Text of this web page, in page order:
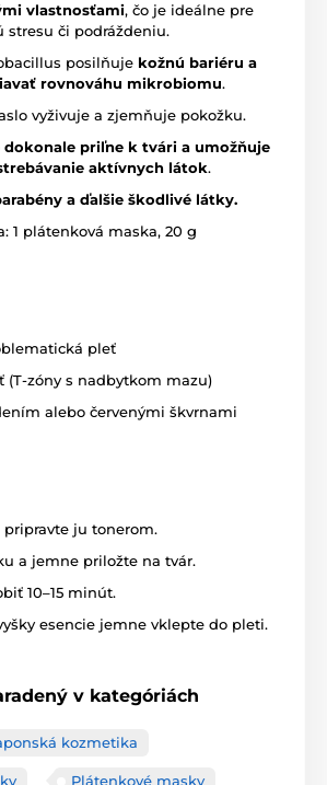
vlastnosťami, čo je ideálne pre
stresu či podráždeniu.
posilňuje kožnú bariéru a
rovnováhu mikrobiomu.
vyživuje a zjemňuje pokožku.
dokonale priľne k tvári a umožňuje
aktívnych látok.
a ďalšie škodlivé látky.
1 plátenková maska, 20 g
pleť
(T-zóny s nadbytkom mazu)
alebo červenými škvrnami
ju tonerom.
a jemne priložte na tvár.
10–15 minút.
esencie jemne vklepte do pleti.
v kategóriách
kozmetika
Plátenkové masky